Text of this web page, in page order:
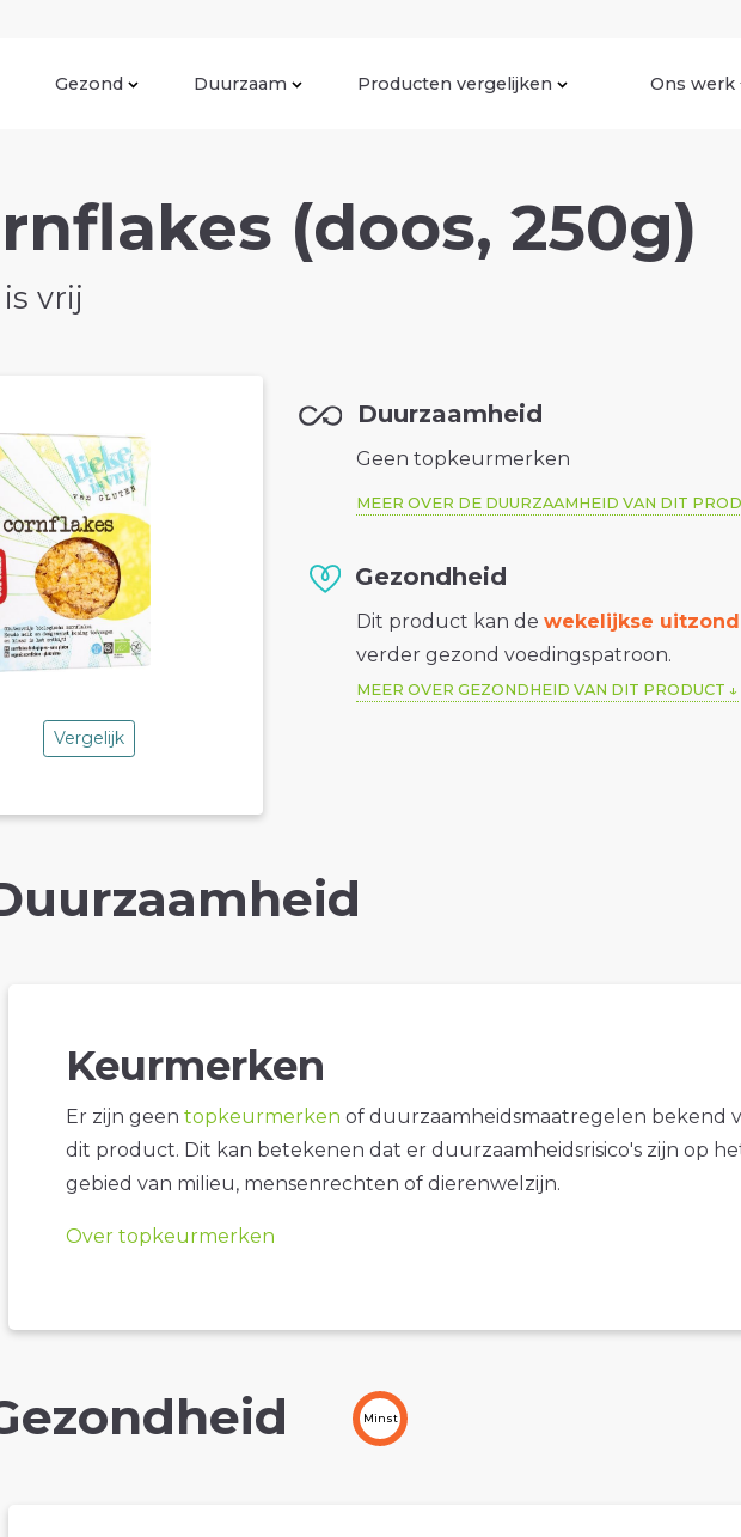
Gezond Duurzaam Producten vergelijken Ons werk
(doos, 250g)
vrij
Vergelijk
Duurzaamheid
Geen topkeurmerken
MEER OVER DE DUURZAAMHEID VAN DIT
Gezondheid
Dit product kan dewekelijkse
verder gezond voedingspatroon.
MEER OVER GEZONDHEID VAN DIT PRODUCT
Keurmerken
Er zijn geen topkeurmerken of duurzaamheidsmaatregelen bekend
dit product. Dit kan betekenen dat er duurzaamheidsrisico's zijn op
gebied van milieu, mensenrechten of dierenwelzijn.
Over topkeurmerken
Minst